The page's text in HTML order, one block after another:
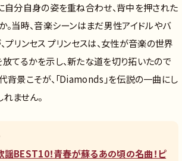
自分自身の姿を重ね合わせ、背中を押された
。当時、音楽シーンはまだ男性アイドルやバ
プリンセス プリンセスは、女性が音楽の世界
てるかを示し、新たな道を切り拓いたので
背景こそが、「Diamonds」を伝説の一曲にし
ません。
BEST10！青春が蘇るあの頃の名曲！ピ